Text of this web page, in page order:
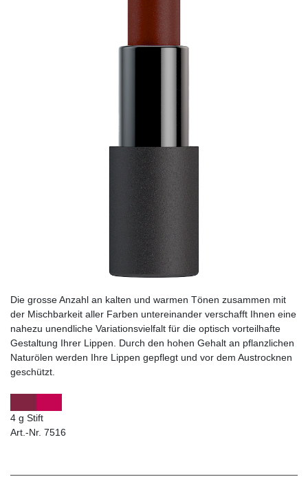
Die grosse Anzahl an kalten und warmen Tönen zusammen mit
der Mischbarkeit aller Farben untereinander verschafft Ihnen eine
nahezu unendliche Variationsvielfalt für die optisch vorteilhafte
Gestaltung Ihrer Lippen. Durch den hohen Gehalt an pflanzlichen
Naturölen werden Ihre Lippen gepflegt und vor dem Austrocknen
geschützt.
4 g Stift
Art.-Nr. 7516